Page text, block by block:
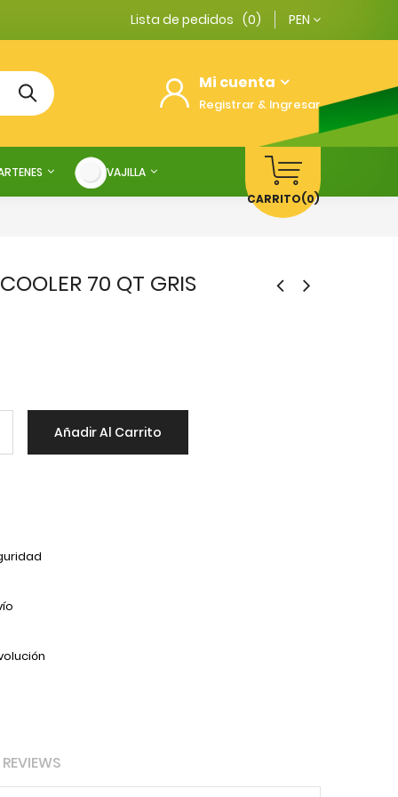
PEN
Lista de pedidos (0)
Mi cuenta
Registrar & Ingresar
VAJILLA
CARRITO(0)
JARRA (55332) TIMELESS 1440cc.
70 QT GRIS
Añadir Al Carrito
REVIEWS